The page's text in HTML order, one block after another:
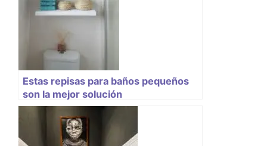
Estas repisas para baños pequeños
son la mejor solución